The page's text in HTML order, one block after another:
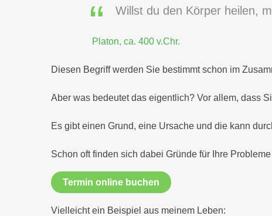
Willst du den Körper heilen,
Platon, ca. 400 v.Chr.
Diesen Begriff werden Sie bestimmt schon im
Aber was bedeutet das eigentlich? Vor allem, dass
Es gibt einen Grund, eine Ursache und die kann
Schon oft finden sich dabei Gründe für Ihre
Termin online buchen
Vielleicht ein Beispiel aus meinem Leben: